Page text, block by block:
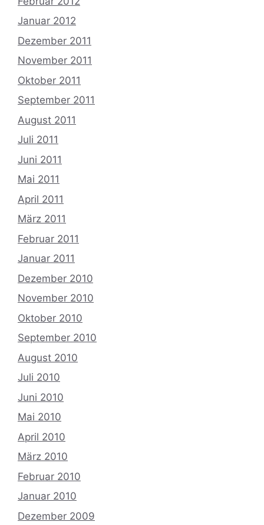
Januar 2012
Dezember 2011
November 2011
Oktober 2011
September 2011
August 2011
Juli 2011
Juni 2011
Mai 2011
April 2011
März 2011
Februar 2011
Januar 2011
Dezember 2010
November 2010
Oktober 2010
September 2010
August 2010
Juli 2010
Juni 2010
Mai 2010
April 2010
März 2010
Februar 2010
Januar 2010
Dezember 2009